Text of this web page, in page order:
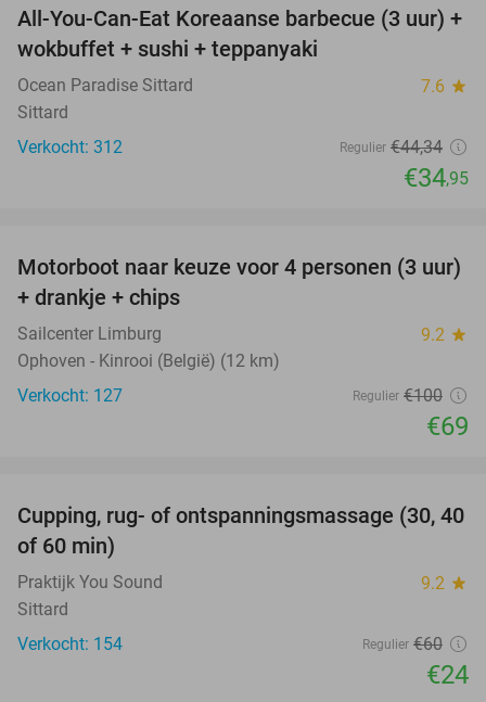
21%
All-You-Can-Eat Koreaanse barbecue (3 uur) +
wokbuffet + sushi + teppanyaki
Ocean Paradise Sittard 7.6 star
Sittard
Verkocht: 312
Regulier €44,34
€34,95
31%
Motorboot naar keuze voor 4 personen (3 uur)
+ drankje + chips
Sailcenter Limburg 9.2 star
Ophoven - Kinrooi (België) (12 km)
Verkocht: 127
Regulier €100
€69
60%
Cupping, rug- of ontspanningsmassage (30, 40
of 60 min)
Praktijk You Sound 9.2 star
Sittard
Verkocht: 154
Regulier €60
€24